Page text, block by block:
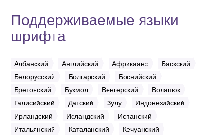
Поддерживаемые языки
шрифта
Албанский Английский Африкаанс
Баскский
Белорусский
Болгарский
Боснийский
Бретонский
Букмол Венгерский
Волапюк
Галисийский
Датский Зулу
Индонезийский
Ирландский
Исландский
Испанский
Итальянский
Каталанский
Кечуанский